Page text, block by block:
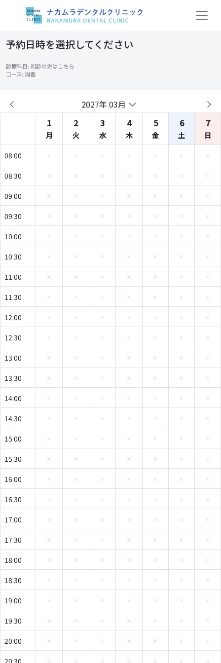
予約日時を選択してください
診療科目: 初診の方はこちら
コース: 消毒
2027年 03月
1
月
2
火
3
水
4
木
5
金
6
土
7
日
08:00
08:30
09:00
09:30
10:00
10:30
11:00
11:30
12:00
12:30
13:00
13:30
14:00
14:30
15:00
15:30
16:00
16:30
17:00
17:30
18:00
18:30
19:00
19:30
20:00
20:30